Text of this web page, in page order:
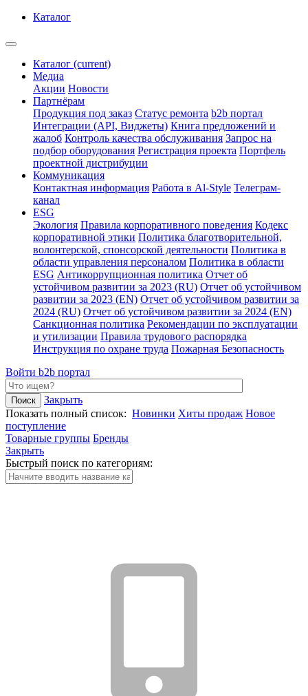
Каталог
Каталог (current)
Медиа
Акции Новости
Партнёрам
Продукция под заказ Статус ремонта b2b портал
Интеграции (API, Виджеты) Книга предложений и
жалоб Контроль качества обслуживания Запрос на
подбор оборудования Регистрация проекта Портфель
проектной дистрибуции
Коммуникация
Контактная информация Работа в Al-Style Телеграм-
канал
ESG
Экология Правила корпоративного поведения Кодекс
корпоративной этики Политика благотворительной,
волонтерской, спонсорской деятельности Политика в
области управления персоналом Политика в области
ESG Антикоррупционная политика Отчет об
устойчивом развитии за 2023 (RU) Отчет об устойчивом
развитии за 2023 (EN) Отчет об устойчивом развитии за
2024 (RU) Отчет об устойчивом развитии за 2024 (EN)
Санкционная политика Рекомендации по эксплуатации
и утилизации Правила трудового распорядка
Инструкция по охране труда Пожарная Безопасность
Войти b2b портал
Закрыть
Показать полный список: Новинки Хиты продаж Новое
поступление
Товарные группы Бренды
Закрыть
Быстрый поиск по категориям: